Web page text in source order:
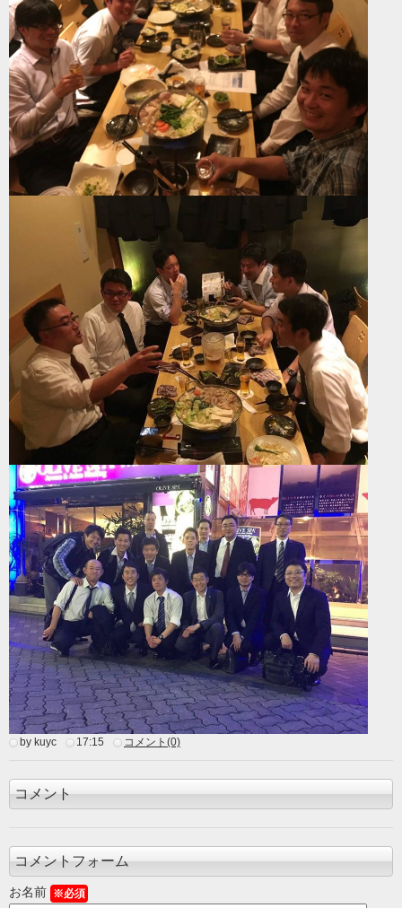
by kuyc 17:15 コメント(0)
コメント
コメントフォーム
お名前 ※必須